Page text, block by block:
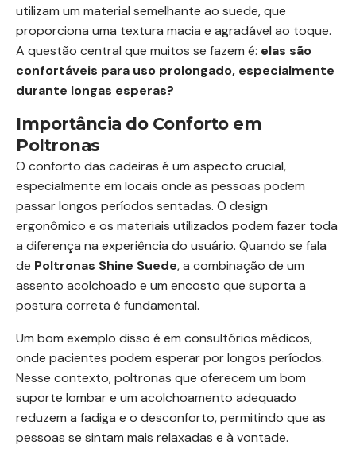
utilizam um material semelhante ao suede, que
proporciona uma textura macia e agradável ao toque.
A questão central que muitos se fazem é: elas são
confortáveis para uso prolongado, especialmente
durante longas esperas?
Importância do Conforto em
Poltronas
O conforto das cadeiras é um aspecto crucial,
especialmente em locais onde as pessoas podem
passar longos períodos sentadas. O design
ergonômico e os materiais utilizados podem fazer toda
a diferença na experiência do usuário. Quando se fala
de Poltronas Shine Suede, a combinação de um
assento acolchoado e um encosto que suporta a
postura correta é fundamental.
Um bom exemplo disso é em consultórios médicos,
onde pacientes podem esperar por longos períodos.
Nesse contexto, poltronas que oferecem um bom
suporte lombar e um acolchoamento adequado
reduzem a fadiga e o desconforto, permitindo que as
pessoas se sintam mais relaxadas e à vontade.